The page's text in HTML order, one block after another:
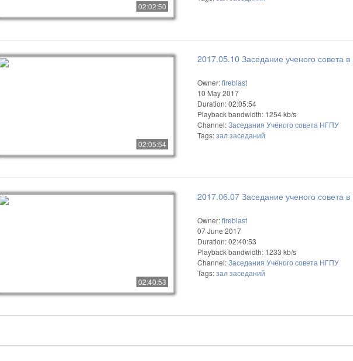
02:02:50
02:05:54
2017.05.10 Заседание ученого совета
Owner:fireblast
10 May 2017
Duration: 02:05:54
Playback bandwidth: 1254 kb/s
Channel:Заседания Учёного совета НГПУ
Tags:залзаседаний
02:40:53
2017.06.07 Заседание ученого совета
Owner:fireblast
07 June 2017
Duration: 02:40:53
Playback bandwidth: 1233 kb/s
Channel:Заседания Учёного совета НГПУ
Tags:залзаседаний